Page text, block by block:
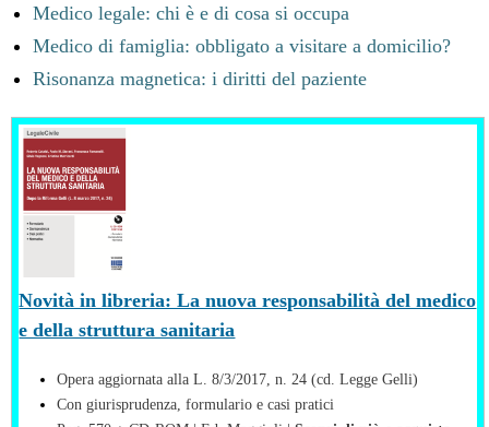
Medico legale: chi è e di cosa si occupa
Medico di famiglia: obbligato a visitare a domicilio?
Risonanza magnetica: i diritti del paziente
Novità in libreria: La nuova responsabilità del medico
e della struttura sanitaria
Opera aggiornata alla L. 8/3/2017, n. 24 (cd. Legge Gelli)
Con giurisprudenza, formulario e casi pratici